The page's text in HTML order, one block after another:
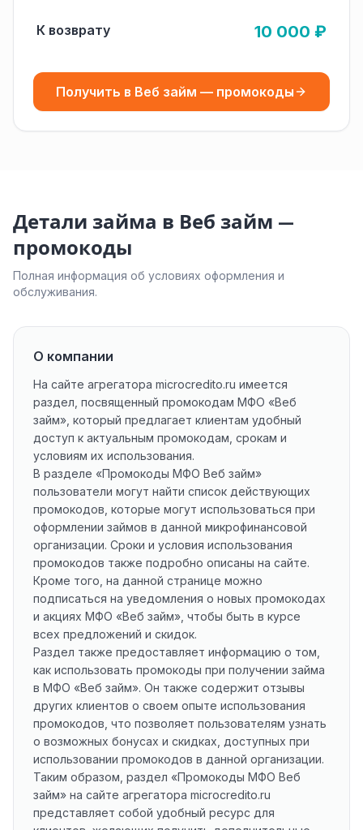
К возврату 10 000 ₽
Получить в Веб займ — промокоды
Детали займа в Веб займ —
промокоды
Полная информация об условиях оформления и
обслуживания.
О компании
На сайте агрегатора microcredito.ru имеется
раздел, посвященный промокодам МФО «Веб
займ», который предлагает клиентам удобный
доступ к актуальным промокодам, срокам и
условиям их использования.
В разделе «Промокоды МФО Веб займ»
пользователи могут найти список действующих
промокодов, которые могут использоваться при
оформлении займов в данной микрофинансовой
организации. Сроки и условия использования
промокодов также подробно описаны на сайте.
Кроме того, на данной странице можно
подписаться на уведомления о новых промокодах
и акциях МФО «Веб займ», чтобы быть в курсе
всех предложений и скидок.
Раздел также предоставляет информацию о том,
как использовать промокоды при получении займа
в МФО «Веб займ». Он также содержит отзывы
других клиентов о своем опыте использования
промокодов, что позволяет пользователям узнать
о возможных бонусах и скидках, доступных при
использовании промокодов в данной организации.
Таким образом, раздел «Промокоды МФО Веб
займ» на сайте агрегатора microcredito.ru
представляет собой удобный ресурс для